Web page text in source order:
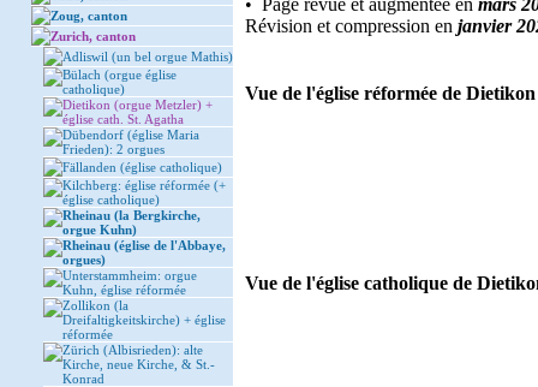
Zoug, canton
Zurich, canton
Adliswil (un bel orgue Mathis)
Bülach (orgue église
catholique)
Dietikon (orgue Metzler) +
église cath. St. Agatha
Dübendorf (église Maria
Frieden): 2 orgues
Fällanden (église catholique)
Kilchberg: église réformée (+
église catholique)
Rheinau (la Bergkirche,
orgue Kuhn)
Rheinau (église de l'Abbaye,
orgues)
Unterstammheim: orgue
Kuhn, église réformée
Zollikon (la
Dreifaltigkeitskirche) + église
réformée
Zürich (Albisrieden): alte
Kirche, neue Kirche, & St.-
Konrad
• Page revue et augmentée en mars
Révision et compression en janvier
Vue de l'église réformée de
Vue de l'église catholique de